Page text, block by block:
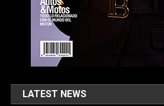
LATEST NEWS